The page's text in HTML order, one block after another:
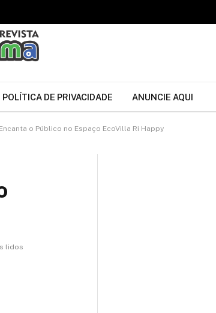
POLÍTICA DE PRIVACIDADE ANUNCIE AQUI
o Público no Espaço EcoVilla Ri Happy
lidos